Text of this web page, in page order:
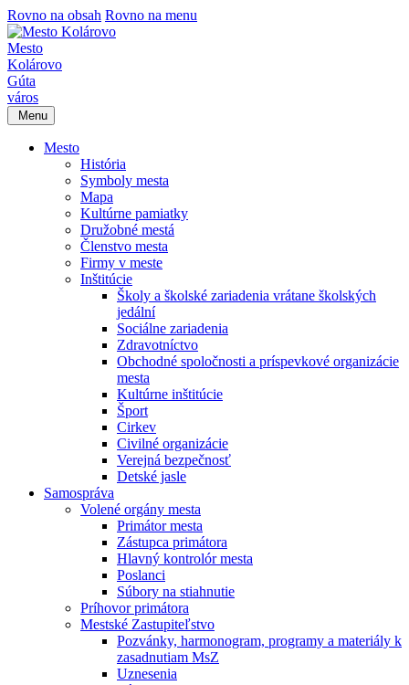
Rovno na obsah Rovno na menu
Mesto
Kolárovo
Gúta
város
Menu
Mesto
História
Symboly mesta
Mapa
Kultúrne pamiatky
Družobné mestá
Členstvo mesta
Firmy v meste
Inštitúcie
Školy a školské zariadenia vrátane školských
jedální
Sociálne zariadenia
Zdravotníctvo
Obchodné spoločnosti a príspevkové organizácie
mesta
Kultúrne inštitúcie
Šport
Cirkev
Civilné organizácie
Verejná bezpečnosť
Detské jasle
Samospráva
Volené orgány mesta
Primátor mesta
Zástupca primátora
Hlavný kontrolór mesta
Poslanci
Súbory na stiahnutie
Príhovor primátora
Mestské Zastupiteľstvo
Pozvánky, harmonogram, programy a materiály k
zasadnutiam MsZ
Uznesenia